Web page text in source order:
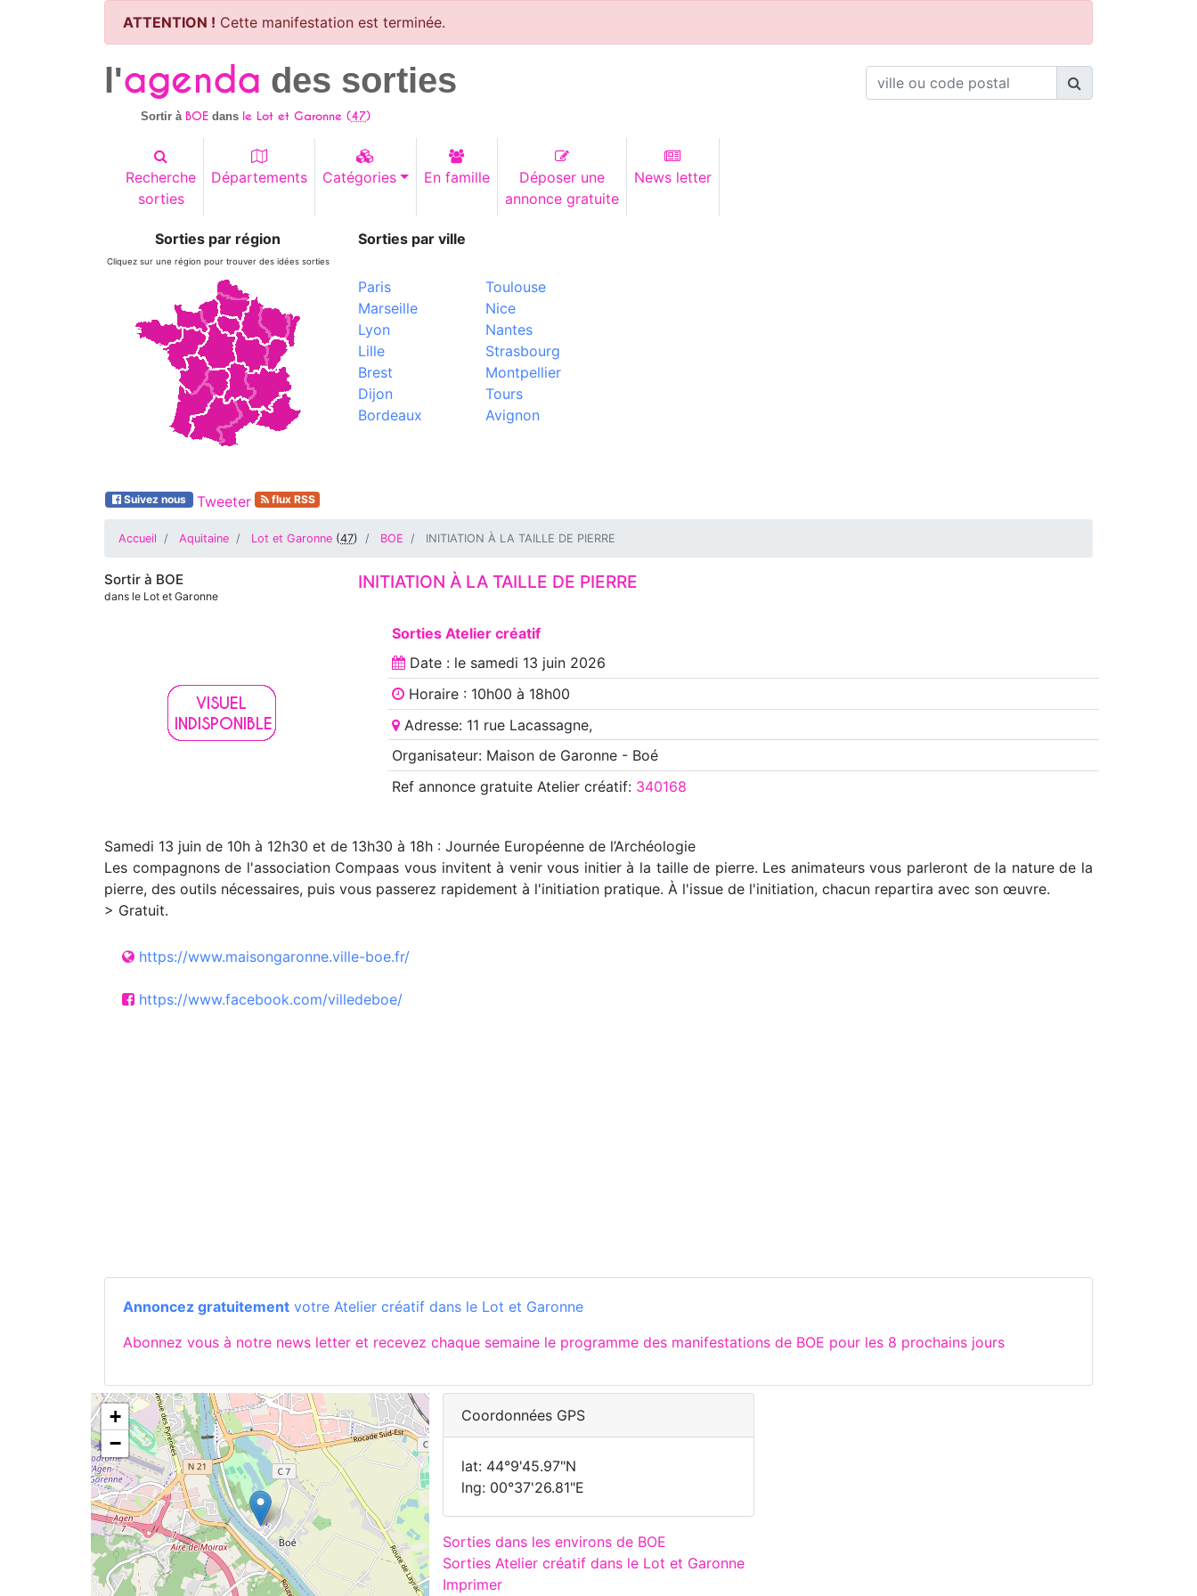
ATTENTION ! Cette manifestation est terminée.
l'agenda des sorties
Sortir à BOE dans le Lot et Garonne (47)
Recherche
sorties
Départements Catégories En famille
Déposer une
annonce gratuite
News letter
Sorties par région
Cliquez sur une région pour trouver des idées sorties
Sorties par ville
Paris
Marseille
Lyon
Lille
Brest
Dijon
Bordeaux
Toulouse
Nice
Nantes
Strasbourg
Montpellier
Tours
Avignon
Suivez nous Tweeter flux RSS
Accueil Aquitaine Lot et Garonne (47) BOE INITIATION À LA TAILLE DE PIERRE
Sortir à BOE
dans le Lot et Garonne
INITIATION À LA TAILLE DE PIERRE
Sorties Atelier créatif
Date : le samedi 13 juin 2026
Horaire : 10h00 à 18h00
Adresse: 11 rue Lacassagne,
Organisateur: Maison de Garonne - Boé
Ref annoncegratuite Atelier créatif: 340168
Samedi 13 juin de 10h à 12h30 et de 13h30 à 18h : Journée Européenne de l’Archéologie
Les compagnons de l'association Compaas vous invitent à venir vous initier à la taille de pierre. Les animateurs vous parleront de la nature de la
pierre, des outils nécessaires, puis vous passerez rapidement à l'initiation pratique. À l'issue de l'initiation, chacun repartira avec son œuvre.
> Gratuit.
https://www.maisongaronne.ville-boe.fr/
https://www.facebook.com/villedeboe/
Annoncez gratuitement votre Atelier créatif dans le Lot et Garonne
Abonnez vous à notre news letter et recevez chaque semaine le programme des manifestations de BOE pour les 8 prochains jours
+
−
Coordonnées GPS
lat: 44°9'45.97"N
lng: 00°37'26.81"E
Sorties dans les environs de BOE
Sorties Atelier créatif dans le Lot et Garonne
Imprimer